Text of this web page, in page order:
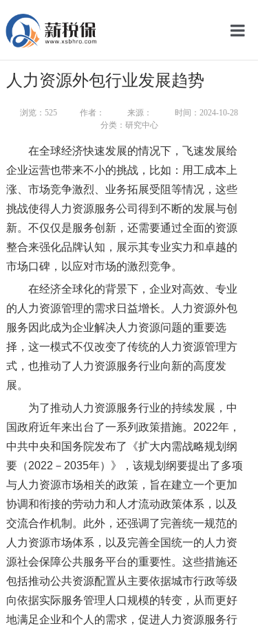
网
人力资源外包行业发展趋势
浏览： 525 作者： 来源：
时间：2024-10-28
分类：研究中心
在全球经济快速发展的情况下，飞速发展给
企业运营也带来不小的挑战，比如：用工成本上
涨、市场竞争激烈、业务拓展受阻等情况，这些
挑战使得人力资源服务公司得到不断的发展与创
新。不仅仅是服务创新，还需要通过全面的资源
整合来强化品牌认知，展示其专业实力和卓越的
市场口碑，以应对市场的激烈竞争。
在经济全球化的背景下，企业对高效、专业
的人力资源管理的需求日益增长。人力资源外包
服务因此成为企业解决人力资源问题的重要选
择，这一模式不仅改变了传统的人力资源管理方
式，也推动了人力资源服务行业向新的高度发
展。
为了推动人力资源服务行业的持续发展，中
国政府近年来出台了一系列政策措施。2022年，
中共中央和国务院发布了《扩大内需战略规划纲
要（2022－2035年）》，该规划纲要提出了多项
与人力资源市场相关的政策，旨在建立一个更加
协调和衔接的劳动力和人才流动政策体系，以及
交流合作机制。此外，还强调了完善统一规范的
人力资源市场体系，以及完善全国统一的人力资
源社会保障公共服务平台的重要性。这些措施还
包括推动公共资源配置从主要依据城市行政等级
向依据实际服务管理人口规模的转变，从而更好
地满足企业和个人的需求，促进人力资源服务行